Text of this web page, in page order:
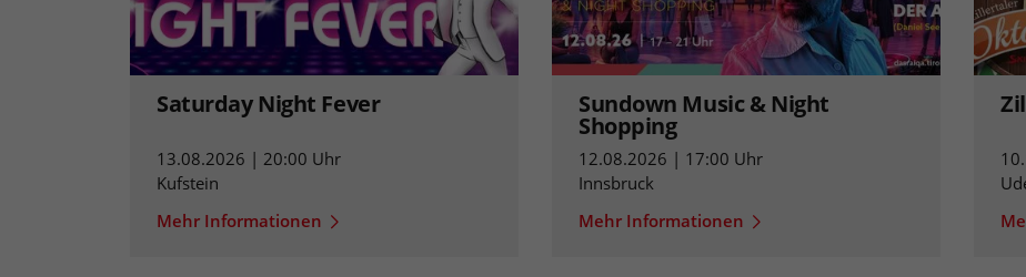
Saturday Night Fever
13.08.2026 | 20:00 Uhr
Kufstein
Mehr Informationen
Sundown Music & Night
Shopping
12.08.2026 | 17:00 Uhr
Innsbruck
Mehr Informationen